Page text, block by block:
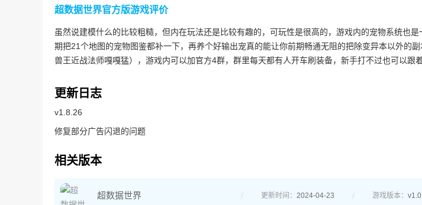
超数据世界官方版游戏评价
虽然说建模什么的比较粗糙，但内在玩法还是比较有趣的，可玩性是很高的，游戏内的宠物系统也
期把21个地图的宠物图鉴都补一下，再养个好输出宠真的能让你前期畅通无阻的把除变异本以外的
兽王近战法师嘎嘎猛），游戏内可以加官方4群，群里每天都有人开车刷装备，新手打不过也可以跟
更新日志
v1.8.26
修复部分广告闪退的问题
相关版本
超数据世界 更新时间： 2024-04-23 游戏版本：